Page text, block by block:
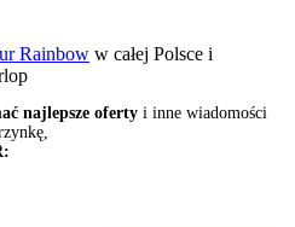
Rainbow w całej Polsce i
najlepsze oferty i inne wiadomości